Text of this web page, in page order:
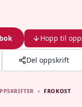
Hopp til
Del oppskrift
› FROKOST